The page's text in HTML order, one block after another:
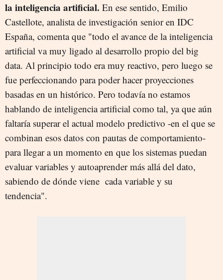
la inteligencia artificial. En ese sentido, Emilio
Castellote, analista de investigación senior en IDC
España, comenta que "todo el avance de la inteligencia
artificial va muy ligado al desarrollo propio del big
data. Al principio todo era muy reactivo, pero luego se
fue perfeccionando para poder hacer proyecciones
basadas en un histórico. Pero todavía no estamos
hablando de inteligencia artificial como tal, ya que aún
faltaría superar el actual modelo predictivo -en el que se
combinan esos datos con pautas de comportamiento-
para llegar a un momento en que los sistemas puedan
evaluar variables y autoaprender más allá del dato,
sabiendo de dónde viene cada variable y su
tendencia".